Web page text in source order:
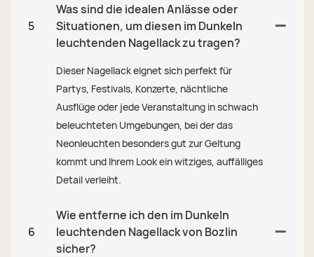
5
Was sind die idealen Anlässe oder
Situationen, um diesen im Dunkeln
leuchtenden Nagellack zu tragen?
Dieser Nagellack eignet sich perfekt für
Partys, Festivals, Konzerte, nächtliche
Ausflüge oder jede Veranstaltung in schwach
beleuchteten Umgebungen, bei der das
Neonleuchten besonders gut zur Geltung
kommt und Ihrem Look ein witziges, auffälliges
Detail verleiht.
6
Wie entferne ich den im Dunkeln
leuchtenden Nagellack von Bozlin
sicher?